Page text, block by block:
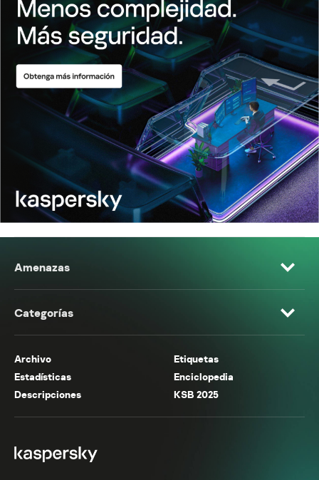
Amenazas
Categorías
Archivo
Etiquetas
Estadísticas
Enciclopedia
Descripciones
KSB 2025